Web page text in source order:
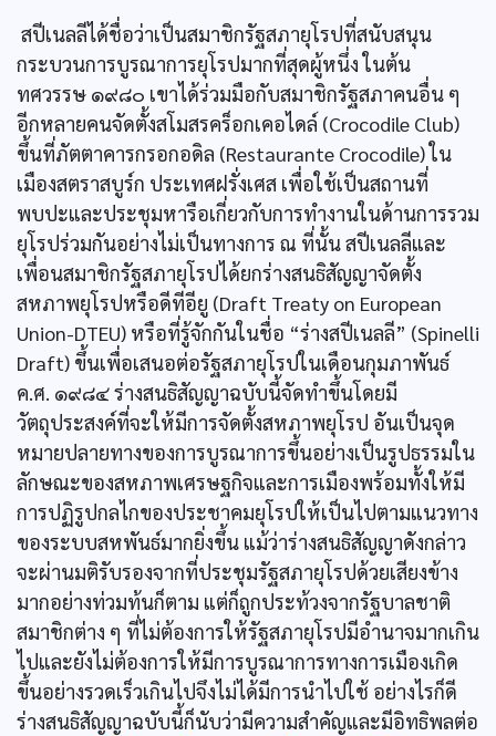
สปีเนลลีได้ชื่อว่าเป็นสมาชิกรัฐสภายุโรปที่สนับสนุน
กระบวนการบูรณาการยุโรปมากที่สุดผู้หนึ่ง ในต้น
ทศวรรษ ๑๙๘๐ เขาได้ร่วมมือกับสมาชิกรัฐสภาคนอื่น ๆ
อีกหลายคนจัดตั้งสโมสรคร็อกเคอไดล์ (Crocodile Club)
ขึ้นที่ภัตตาคารกรอกอดิล (Restaurante Crocodile) ใน
เมืองสตราสบูร์ก ประเทศฝรั่งเศส เพื่อใช้เป็นสถานที่
พบปะและประชุมหารือเกี่ยวกับการทำงานในด้านการรวม
ยุโรปร่วมกันอย่างไม่เป็นทางการ ณ ที่นั้น สปีเนลลีและ
เพื่อนสมาชิกรัฐสภายุโรปได้ยกร่างสนธิสัญญาจัดตั้ง
สหภาพยุโรปหรือดีทีอียู (Draft Treaty on European
Union-DTEU) หรือที่รู้จักกันในชื่อ “ร่างสปีเนลลี” (Spinelli
Draft) ขึ้นเพื่อเสนอต่อรัฐสภายุโรปในเดือนกุมภาพันธ์
ค.ศ. ๑๙๘๔ ร่างสนธิสัญญาฉบับนี้จัดทำขึ้นโดยมี
วัตถุประสงค์ที่จะให้มีการจัดตั้งสหภาพยุโรป อันเป็นจุด
หมายปลายทางของการบูรณาการขึ้นอย่างเป็นรูปธรรมใน
ลักษณะของสหภาพเศรษฐกิจและการเมืองพร้อมทั้งให้มี
การปฏิรูปกลไกของประชาคมยุโรปให้เป็นไปตามแนวทาง
ของระบบสหพันธ์มากยิ่งขึ้น แม้ว่าร่างสนธิสัญญาดังกล่าว
จะผ่านมติรับรองจากที่ประชุมรัฐสภายุโรปด้วยเสียงข้าง
มากอย่างท่วมท้นก็ตาม แต่ก็ถูกประท้วงจากรัฐบาลชาติ
สมาชิกต่าง ๆ ที่ไม่ต้องการให้รัฐสภายุโรปมีอำนาจมากเกิน
ไปและยังไม่ต้องการให้มีการบูรณาการทางการเมืองเกิด
ขึ้นอย่างรวดเร็วเกินไปจึงไม่ได้มีการนำไปใช้ อย่างไรก็ดี
ร่างสนธิสัญญาฉบับนี้ก็นับว่ามีความสำคัญและมีอิทธิพลต่อ